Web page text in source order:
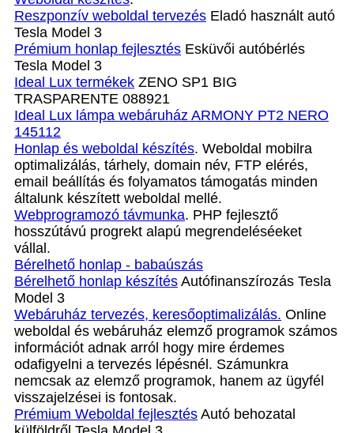
Reszponzív weboldal tervezés Eladó használt autó
Tesla Model 3
Prémium honlap fejlesztés‎ Esküvői autóbérlés
Tesla Model 3
Ideal Lux termékek ZENO SP1 BIG
TRASPARENTE 088921
Ideal Lux lámpa webáruház ARMONY PT2 NERO
145112
Honlap és weboldal készítés. Weboldal mobilra
optimalizálás, tárhely, domain név, FTP elérés,
email beállítás és folyamatos támogatás minden
általunk készített weboldal mellé.
Webprogramozó távmunka. PHP fejlesztő
hosszútávú progrekt alapú megrendeléséeket
vállal.
Bérelhető honlap - babaúszás
Bérelhető honlap készítés Autófinanszírozás Tesla
Model 3
Webáruház tervezés, keresőoptimalizálás. Online
weboldal és webáruház elemző programok számos
információt adnak arról hogy mire érdemes
odafigyelni a tervezés lépésnél. Számunkra
nemcsak az elemző programok, hanem az ügyfél
visszajelzései is fontosak.
Prémium Weboldal fejlesztés‎ Autó behozatal